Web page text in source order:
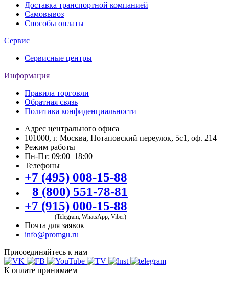
Доставка транспортной компанией
Самовывоз
Способы оплаты
Сервис
Сервисные центры
Информация
Правила торговли
Обратная связь
Политика конфиденциальности
Адрес центрального офиса
101000, г. Москва, Потаповский переулок, 5с1, оф. 214
Режим работы
Пн-Пт: 09:00–18:00
Телефоны
+7 (495) 008-15-88
8 (800) 551-78-81
+7 (915) 000-15-88
(Telegram, WhatsApp, Viber)
Почта для заявок
info@promgu.ru
Присоединяйтесь к нам
К оплате принимаем